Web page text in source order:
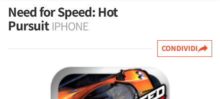
Need for Speed: Hot
Pursuit IPHONE
CONDIVIDI